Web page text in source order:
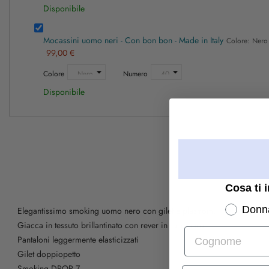
Disponibile
Mocassini uomo neri - Con bon bon - Made in Italy Colore:
99,00 €
Colore Numero
Disponibile
Elegantissimo smoking uomo nero con gilet e plastrom.
Giacca in tessuto brillantinato con rever in raso nero
Pantaloni leggermente elasticizzati
Gilet doppiopetto
Cosa ti
Cognome